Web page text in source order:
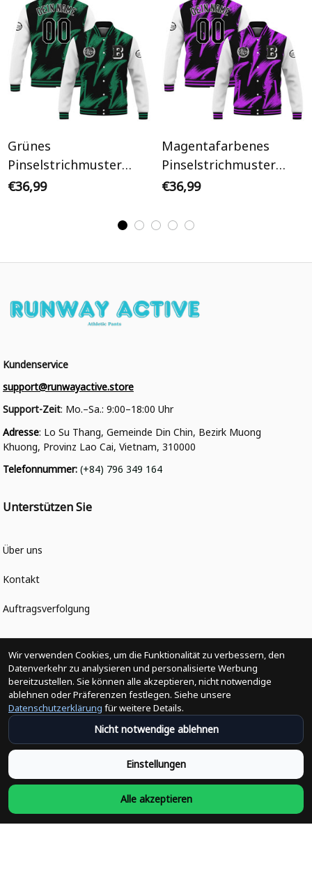
Grünes
Pinselstrichmuster
Initiale Personalisiertes
€36,99
Magentafarbenes
Pinselstrichmuster
Initiale Personalisiertes
€36,99
Kundenservice
support@runwayactive.store
Support-Zeit: Mo.–Sa.: 9:00–18:00 Uhr
Adresse: Lo Su Thang, Gemeinde Din Chin, Bezirk Muong
Khuong, Provinz Lao Cai, Vietnam, 310000
Telefonnummer: (+84) 796 349 164
Unterstützen Sie
Über uns
Kontakt
Auftragsverfolgung
Politiken
Änderungen der Bestellung
Versandpolitik
Rückerstattungsrichtlinie
Rückgabepolitik
Wir verwenden Cookies, um die Funktionalität zu verbessern, den
Datenverkehr zu analysieren und personalisierte Werbung
bereitzustellen. Sie können alle akzeptieren, nicht notwendige
ablehnen oder Präferenzen festlegen. Siehe unsere
Datenschutzerklärung für weitere Details.
Nicht notwendige ablehnen
Einstellungen
Alle akzeptieren